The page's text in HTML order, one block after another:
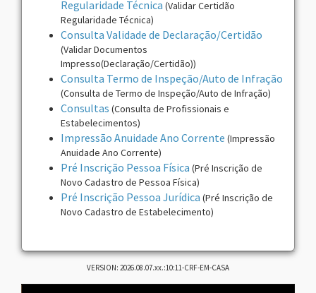
Regularidade Técnica (Validar Certidão
Regularidade Técnica)
Consulta Validade de Declaração/Certidão
(Validar Documentos
Impresso(Declaração/Certidão))
Consulta Termo de Inspeção/Auto de Infração
(Consulta de Termo de Inspeção/Auto de Infração)
Consultas (Consulta de Profissionais e
Estabelecimentos)
Impressão Anuidade Ano Corrente (Impressão
Anuidade Ano Corrente)
Pré Inscrição Pessoa Física (Pré Inscrição de
Novo Cadastro de Pessoa Física)
Pré Inscrição Pessoa Jurídica (Pré Inscrição de
Novo Cadastro de Estabelecimento)
VERSION: 2026.08.07.xx.:10:11-CRF-EM-CASA